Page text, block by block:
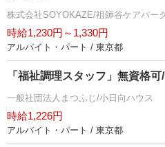
株式会社SOYOKAZE/祖師谷ケアパー
時給1,230円～1,330円
アルバイト・パート / 東京都
「福祉調理スタッフ」無資格
一般社団法人まつふじ/小日向ハウス
時給1,226円
アルバイト・パート / 東京都